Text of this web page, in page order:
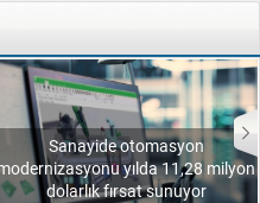
EY, Endüstrilerin Geleceği 2025
Araştırması’nın sonuçlarını açıkladı